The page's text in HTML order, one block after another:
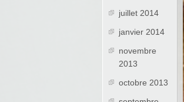
juillet 2014
janvier 2014
novembre
2013
octobre 2013